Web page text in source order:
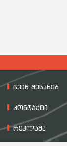
ჩვენ შესახებ
კონტაქტი
რეკლამა